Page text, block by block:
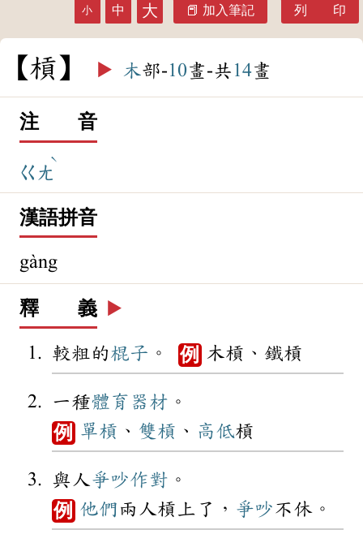
小 中 大 加入筆記 列 印
槓 ▶️ 木部-10畫-共 14畫
注 音
ㄍㄤ
ˋ
漢語拼音
gàng
釋 義 ▶️
較粗的棍子 。 例 木槓、鐵槓
一種體育 器材 。
例 單槓 、 雙槓 、 高低槓
與人爭吵作對 。
例 他們 兩人槓上了， 爭吵不休。